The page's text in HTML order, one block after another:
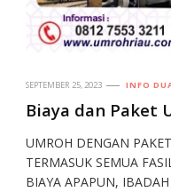
SEPTEMBER 25, 2023 INFO
Biaya dan Paket
UMROH DENGAN
TERMASUK SEMUA
BIAYA APAPUN,